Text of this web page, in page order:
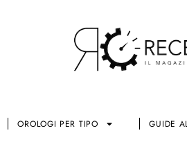
OROLOGI PER TIPO GUIDE